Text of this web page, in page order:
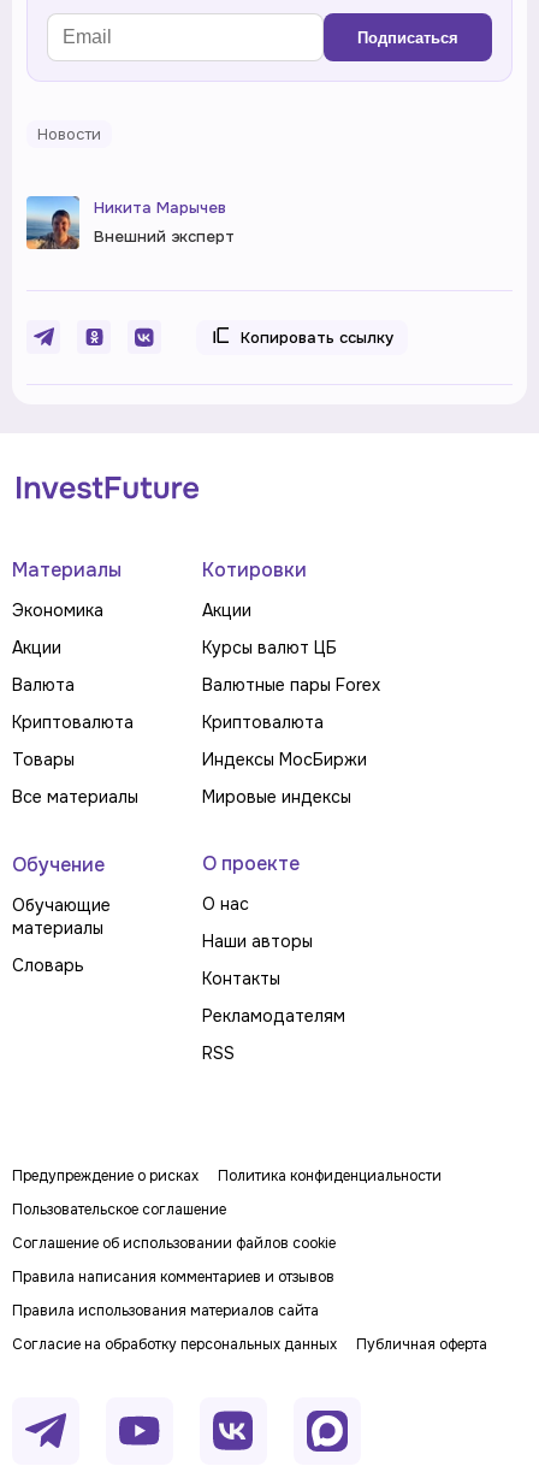
Подписаться
Новости
Никита Марычев
Внешний эксперт
Копировать ссылку
Материалы
Экономика
Акции
Валюта
Криптовалюта
Товары
Все материалы
Котировки
Акции
Курсы валют ЦБ
Валютные пары Forex
Криптовалюта
Индексы МосБиржи
Мировые индексы
Обучение
Обучающие
материалы
Словарь
О проекте
О нас
Наши авторы
Контакты
Рекламодателям
RSS
Предупреждение о рисках
Политика конфиденциальности
Пользовательское соглашение
Соглашение об использовании файлов cookie
Правила написания комментариев и отзывов
Правила использования материалов сайта
Согласие на обработку персональных данных
Публичная оферта